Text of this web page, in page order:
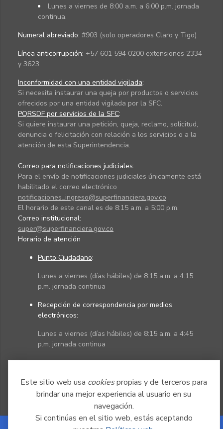
Este sitio web usa cookiespropias y de terceros para
brindar una mejor experiencia al usuario en su
navegación.
Si continúas en el sitio web, estás aceptando
Lunes a viernes de 8:00 a.m. a 6:00 p.m. jornada
continua.
Numeral abreviado: #903 (solo operadores Claro y Tigo)
Línea anticorrupción: +57 601 594 0200 extensiones 2334
y 3623
Inconformidad con una entidad vigilada:
Si necesita instaurar una queja por productos o servicios
ofrecidos por una entidad vigilada por la SFC.
PQRSDF por servicios de la SFC:
Si quiere instaurar una petición, queja, reclamo, solicitud,
denuncia o felicitación con relación a los servicios o a la
atención de esta Superintendencia.
Correo para notificaciones judiciales:
Para el envío de notificaciones judiciales únicamente está
habilitado el correo electrónico
notificaciones_ingreso@superfinanciera.gov.co
El horario de este canal es de 8:15 a.m. a 5:00 p.m.
Correo institucional:
super@superfinanciera.gov.co
Horario de atención
Punto Ciudadano:
Lunes a viernes (días hábiles) de 8:15 a.m. a 4:15
p.m. jornada continua
Recepción de correspondencia por medios
electrónicos:
Lunes a viernes (días hábiles) de 8:15 a.m. a 4:45
p.m. jornada continua